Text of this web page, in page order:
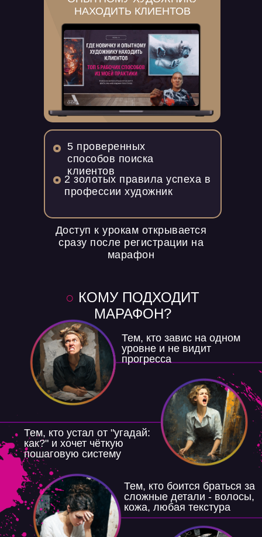
2 золотых правила успеха в
профессии художник
5 проверенных
способов поиска
клиентов
НАХОДИТЬ КЛИЕНТОВ
Доступ к урокам открывается
сразу после регистрации на
марафон
Тем, кто боится браться за
сложные детали - волосы,
кожа, любая текстура
Тем, кто устал от "угадай:
как?" и хочет чёткую
пошаговую систему
Тем, кто завис на одном
уровне и не видит
прогресса
○ КОМУ ПОДХОДИТ
МАРАФОН?